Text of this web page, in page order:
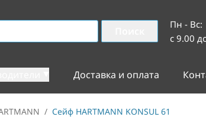
Пн - Вс:
с 9.00
Доставка и оплата
/ Сейф HARTMANN KONSUL 61